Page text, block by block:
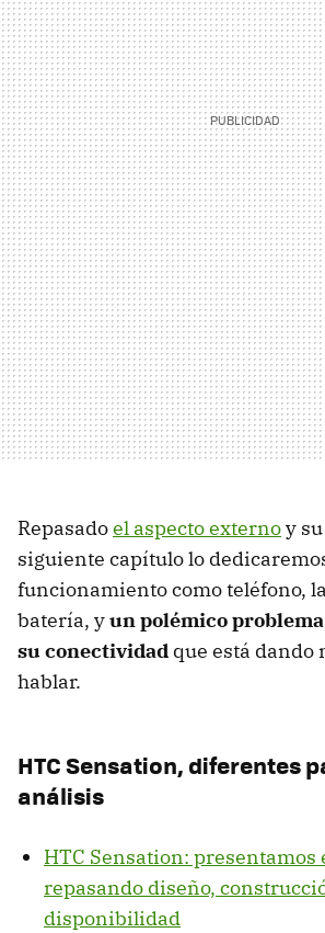
Repasadoel aspecto externoy
siguiente capítulo lo
funcionamiento como teléfono,
batería, yun polémico
su conectividad que está dando
hablar.
HTCSensation, diferentes
análisis
HTC Sensation: presentamos
repasando diseño,
disponibilidad